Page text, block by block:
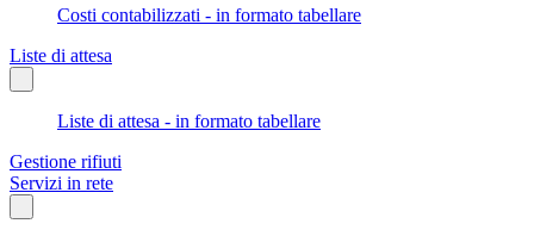
Costi contabilizzati - in formato tabellare
Liste di attesa
Liste di attesa - in formato tabellare
Gestione rifiuti
Servizi in rete